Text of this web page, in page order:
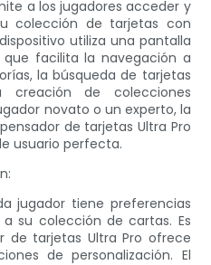
a los jugadores acceder y
colección de tarjetas con
utiliza una pantalla
facilita la navegación a
la búsqueda de tarjetas
de colecciones
novato o un experto, la
de tarjetas Ultra Pro
usuario perfecta.
jugador tiene preferencias
su colección de cartas. Es
de tarjetas Ultra Pro ofrece
de personalización. El